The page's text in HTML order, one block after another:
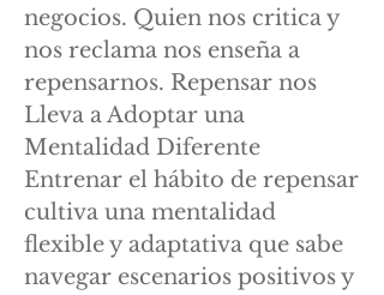
negocios. Quien nos critica y
nos reclama nos enseña a
repensarnos. Repensar nos
Lleva a Adoptar una
Mentalidad Diferente
Entrenar el hábito de repensar
cultiva una mentalidad
flexible y adaptativa que sabe
navegar escenarios positivos y